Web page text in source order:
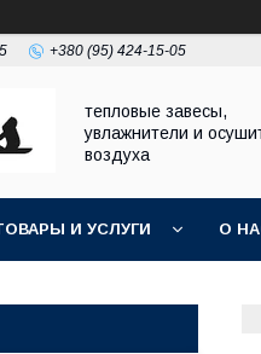
+380 (95) 424-15-05
тепловые завесы,
увлажнители и
воздуха
И УСЛУГИ О